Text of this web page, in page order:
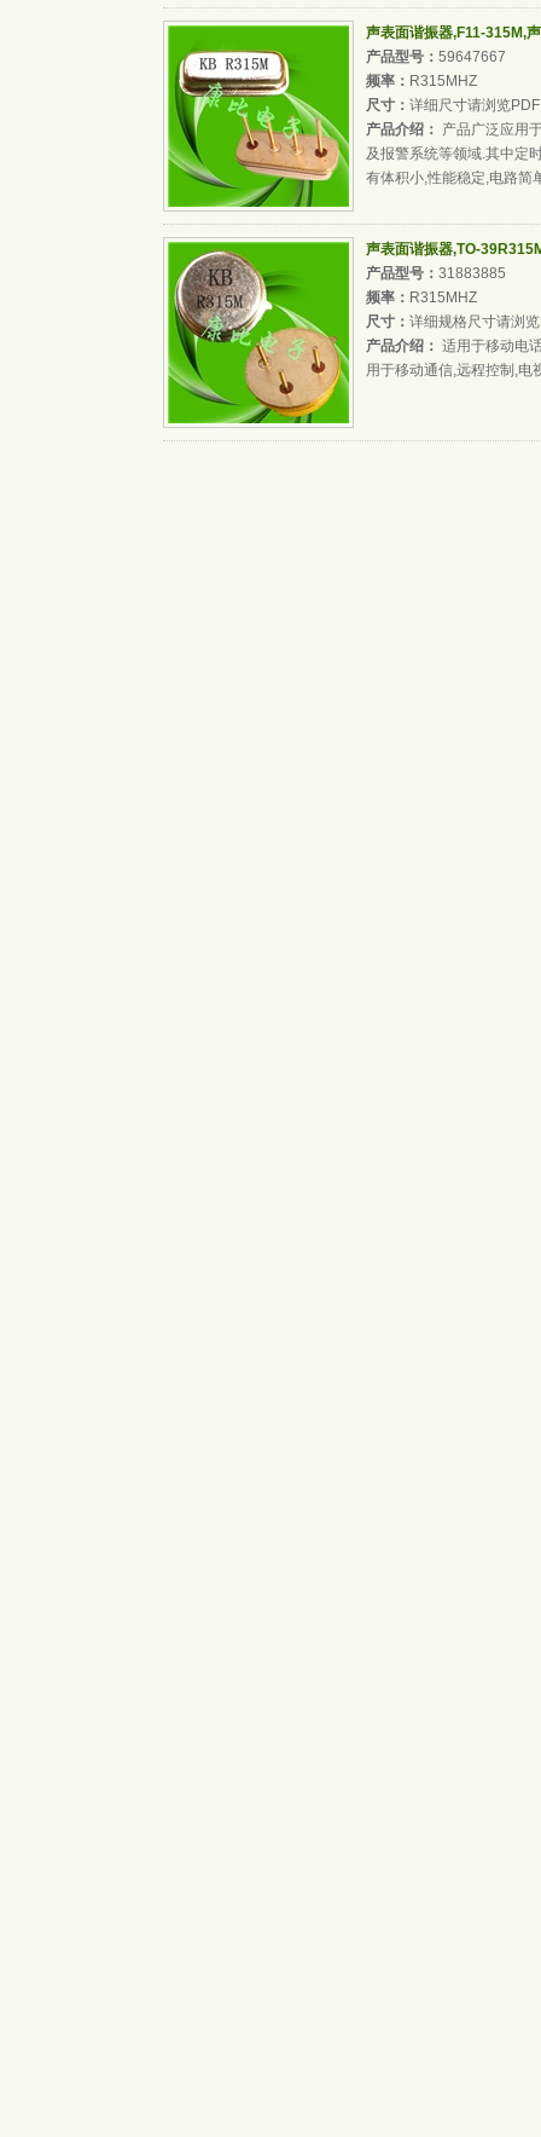
声表面谐振器,F11-315M,
产品型号： 59647667
频率： R315MHZ
尺寸： 详细尺寸请浏览PDF
产品介绍： 产品广泛应用
及报警系统等领域.其中定
有体积小,性能稳定,电路简
声表面谐振器,TO-
产品型号： 31883885
频率： R315MHZ
尺寸： 详细规格尺寸请浏
产品介绍： 适用于移动电
用于移动通信,远程控制,电